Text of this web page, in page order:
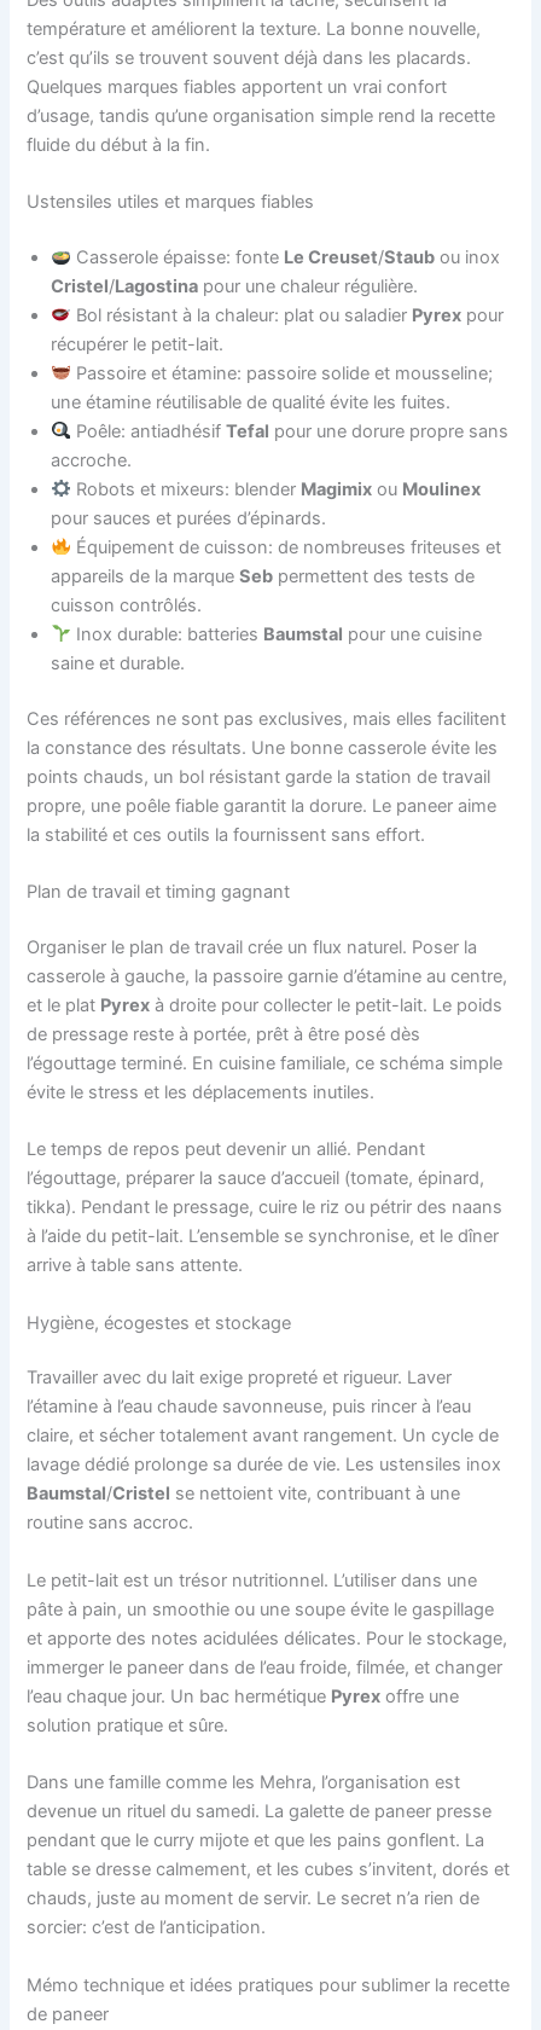
température et améliorent la texture. La bonne nouvelle,
c’est qu’ils se trouvent souvent déjà dans les placards.
Quelques marques fiables apportent un vrai confort
d’usage, tandis qu’une organisation simple rend la recette
fluide du début à la fin.
Ustensiles utiles et marques fiables
Casserole épaisse: fonte Le Creuset/Staub ou inox
Cristel/Lagostina pour une chaleur régulière.
Bol résistant à la chaleur: plat ou saladier Pyrex pour
récupérer le petit-lait.
Passoire et étamine: passoire solide et mousseline;
une étamine réutilisable de qualité évite les fuites.
Poêle: antiadhésifTefal pour une dorure propre sans
accroche.
Robots et mixeurs: blender Magimix ou Moulinex
pour sauces et purées d’épinards.
Équipement de cuisson: de nombreuses friteuses et
appareils de la marqueSeb permettent des tests de
cuisson contrôlés.
Inox durable: batteries Baumstal pour une cuisine
saine et durable.
Ces références ne sont pas exclusives, mais elles facilitent
la constance des résultats. Une bonne casserole évite les
points chauds, un bol résistant garde la station de travail
propre, une poêle fiable garantit la dorure. Le paneer aime
la stabilité et ces outils la fournissent sans effort.
Plan de travail et timing gagnant
Organiser le plan de travail crée un flux naturel. Poser la
casserole à gauche, la passoire garnie d’étamine au centre,
et le plat Pyrex à droite pour collecter le petit-lait. Le poids
de pressage reste à portée, prêt à être posé dès
l’égouttage terminé. En cuisine familiale, ce schéma simple
évite le stress et les déplacements inutiles.
Le temps de repos peut devenir un allié. Pendant
l’égouttage, préparer la sauce d’accueil (tomate, épinard,
tikka). Pendant le pressage, cuire le riz ou pétrir des naans
à l’aide du petit-lait. L’ensemble se synchronise, et le dîner
arrive à table sans attente.
Hygiène, écogestes et stockage
Travailler avec du lait exige propreté et rigueur. Laver
l’étamine à l’eau chaude savonneuse, puis rincer à l’eau
claire, et sécher totalement avant rangement. Un cycle de
lavage dédié prolonge sa durée de vie. Les ustensiles inox
Baumstal/Cristel se nettoient vite, contribuant à une
routine sans accroc.
Le petit-lait est un trésor nutritionnel. L’utiliser dans une
pâte à pain, un smoothie ou une soupe évite le gaspillage
et apporte des notes acidulées délicates. Pour le stockage,
immerger le paneer dans de l’eau froide, filmée, et changer
l’eau chaque jour. Un bac hermétique Pyrex offre une
solution pratique et sûre.
Dans une famille comme les Mehra, l’organisation est
devenue un rituel du samedi. La galette de paneer presse
pendant que le curry mijote et que les pains gonflent. La
table se dresse calmement, et les cubes s’invitent, dorés et
chauds, juste au moment de servir. Le secret n’a rien de
sorcier: c’est de l’anticipation.
Mémo technique et idées pratiques pour sublimer la recette
de paneer